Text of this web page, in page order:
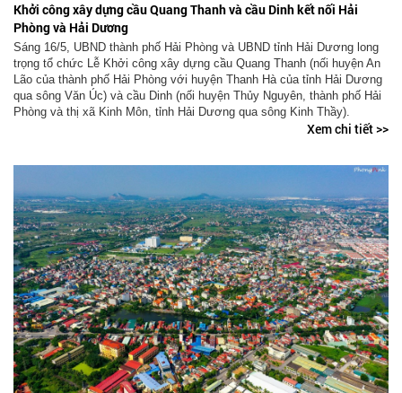
Khởi công xây dựng cầu Quang Thanh và cầu Dinh kết nối Hải
Phòng và Hải Dương
Sáng 16/5, UBND thành phố Hải Phòng và UBND tỉnh Hải Dương long
trọng tổ chức Lễ Khởi công xây dựng cầu Quang Thanh (nối huyện An
Lão của thành phố Hải Phòng với huyện Thanh Hà của tỉnh Hải Dương
qua sông Văn Úc) và cầu Dinh (nối huyện Thủy Nguyên, thành phố Hải
Phòng và thị xã Kinh Môn, tỉnh Hải Dương qua sông Kinh Thầy).
Xem chi tiết >>